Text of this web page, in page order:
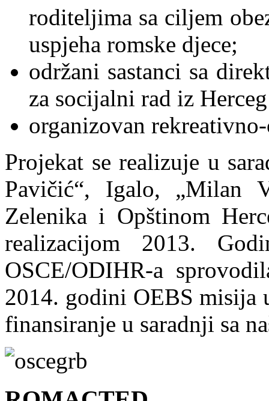
roditeljima sa ciljem
uspjeha romske djece;
održani sastanci sa
za socijalni rad iz
organizovan
Projekat se realizuje u
Pavičić“, Igalo, „Milan
Zelenika i Opštinom
realizacijom 2013.
OSCE/ODIHR-a
2014. godini OEBS misija
finansiranje u saradnji sa